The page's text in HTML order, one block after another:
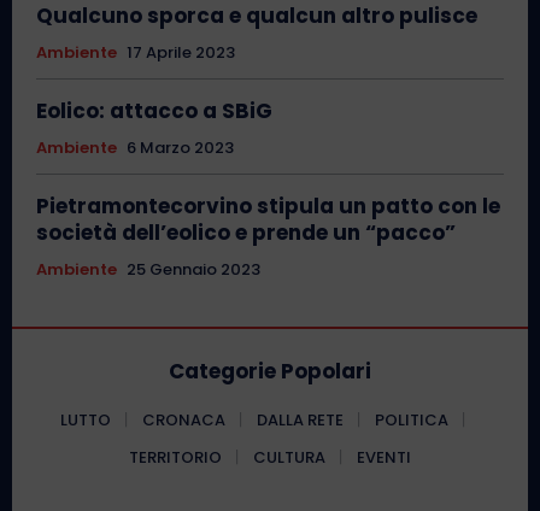
Qualcuno sporca e qualcun altro pulisce
Ambiente 17 Aprile 2023
Eolico: attacco a SBiG
Ambiente 6 Marzo 2023
Pietramontecorvino stipula un patto con le
società dell’eolico e prende un “pacco”
Ambiente 25 Gennaio 2023
Categorie Popolari
LUTTO CRONACA DALLA RETE
POLITICA
TERRITORIO
CULTURA EVENTI